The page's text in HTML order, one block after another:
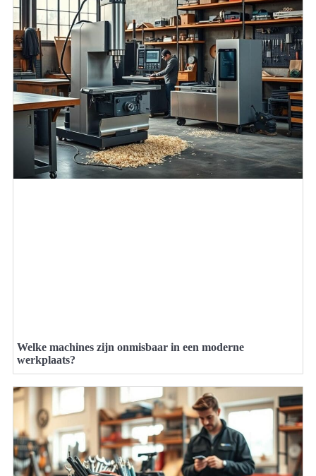
Welke machines zijn onmisbaar in een moderne
werkplaats?